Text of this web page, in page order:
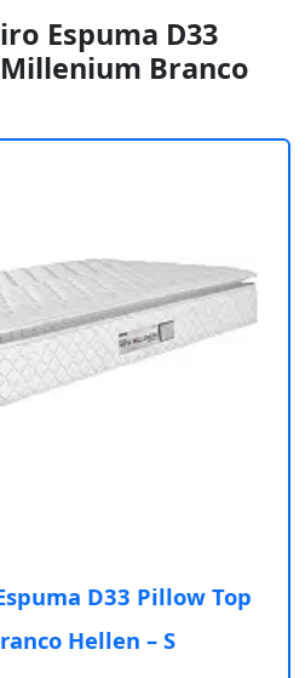
Espuma D33
Branco
D33 Pillow Top
Hellen – S